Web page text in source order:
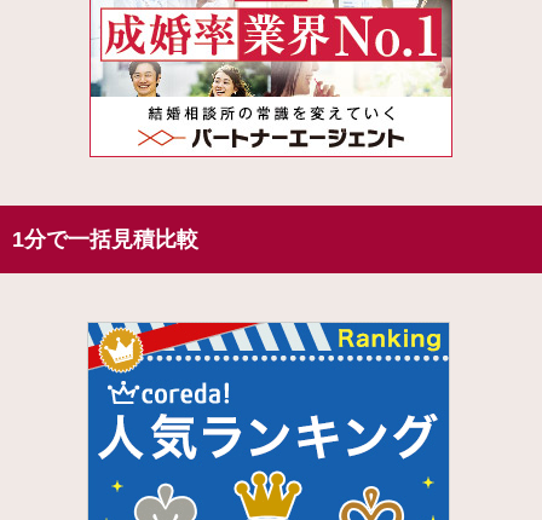
1分で一括見積比較